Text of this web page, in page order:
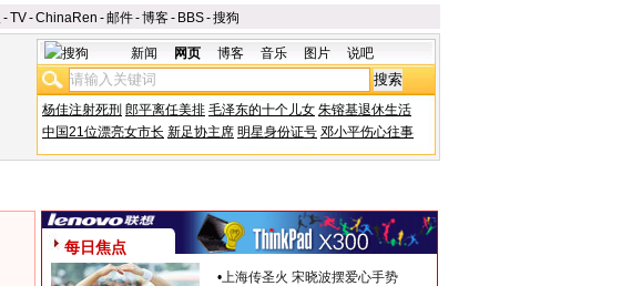
-TV-ChinaRen -邮件-博客- BBS-搜狗
新闻 网页 博客 音乐 图片 说吧
杨佳注射死刑 郎平离任美排 毛泽东的十个儿女 朱镕基退休生活
中国21位漂亮女市长 新足协主席 明星身份证号 邓小平伤心往事
每日焦点
•上海传圣火 宋晓波摆爱心手势